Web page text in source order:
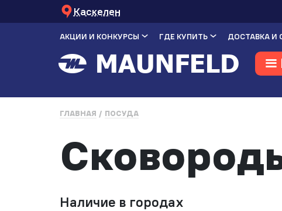
Каскелен
АКЦИИ И КОНКУРСЫ ГДЕ КУПИТЬ ДОСТАВКА И
ГЛАВНАЯ ПОСУДА
Наличие в городах